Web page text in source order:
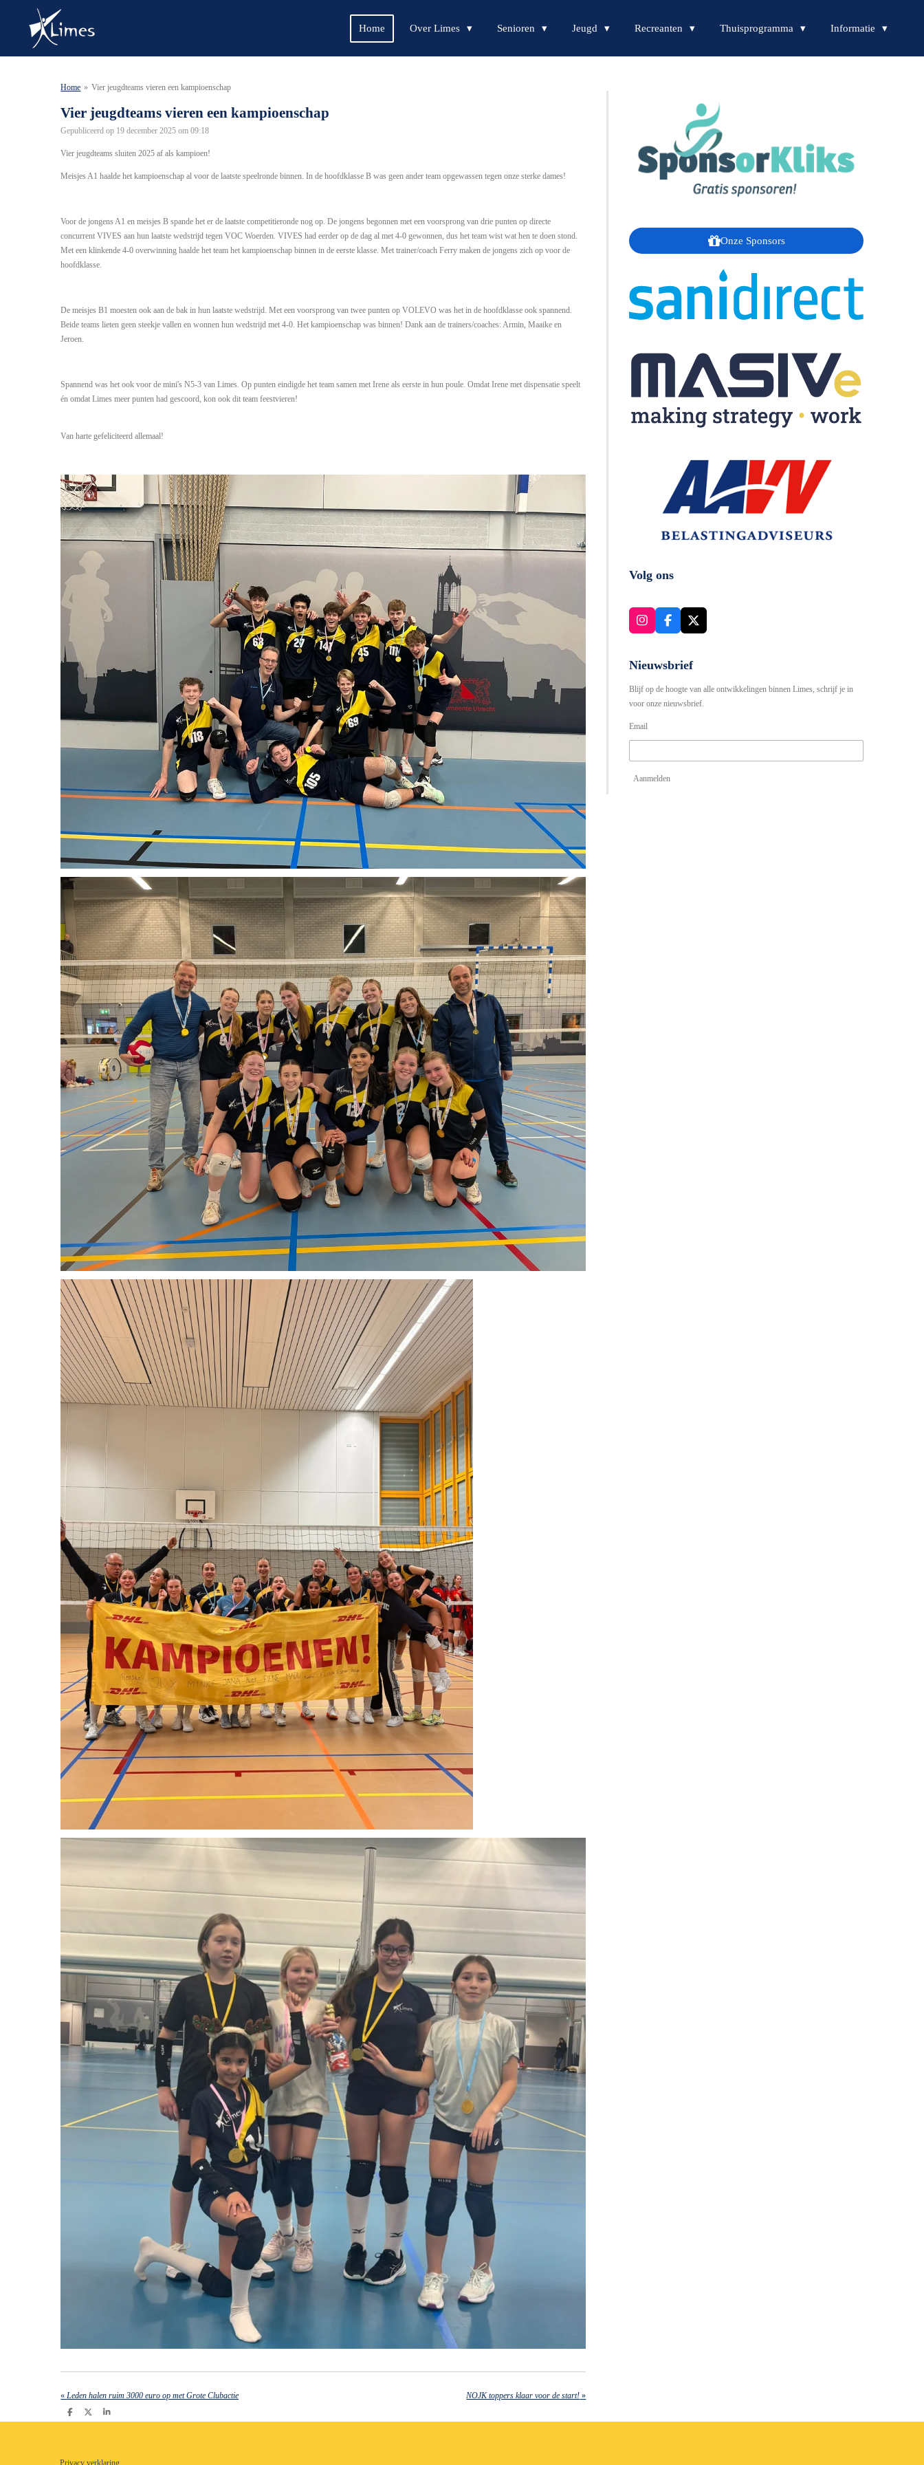
de
Home Over Limes Senioren Jeugd Recreanten Thuisprogramma Informatie
Home » Vier jeugdteams vieren een kampioenschap
Vier jeugdteams vieren een kampioenschap
Gepubliceerd op 19 december 2025 om 09:18
Vier jeugdteams sluiten 2025 af als kampioen!
Meisjes A1 haalde het kampioenschap al voor de laatste speelronde binnen. In de hoofdklasse B was geen ander team opgewassen tegen onze sterke dames!
Voor de jongens A1 en meisjes B spande het er de laatste competitieronde nog op. De jongens begonnen met een voorsprong van drie punten op directe
concurrent VIVES aan hun laatste wedstrijd tegen VOC Woerden. VIVES had eerder op de dag al met 4-0 gewonnen, dus het team wist wat hen te doen stond.
Met een klinkende 4-0 overwinning haalde het team het kampioenschap binnen in de eerste klasse. Met trainer/coach Ferry maken de jongens zich op voor de
hoofdklasse.
De meisjes B1 moesten ook aan de bak in hun laatste wedstrijd. Met een voorsprong van twee punten op VOLEVO was het in de hoofdklasse ook spannend.
Beide teams lieten geen steekje vallen en wonnen hun wedstrijd met 4-0. Het kampioenschap was binnen! Dank aan de trainers/coaches: Armin, Maaike en
Jeroen.
Spannend was het ook voor de mini's N5-3 van Limes. Op punten eindigde het team samen met Irene als eerste in hun poule. Omdat Irene met dispensatie speelt
én omdat Limes meer punten had gescoord, kon ook dit team feestvieren!
Van harte gefeliciteerd allemaal!
« Leden halen ruim 3000 euro op met Grote Clubactie NOJK toppers klaar voor de start! »
D
e
D
e
S
h
Onze Sponsors
Volg ons
I
t
g
r
m
F
e
o
o
X
Nieuwsbrief
Blijf op de hoogte van alle ontwikkelingen binnen Limes, schrijf je in
voor onze nieuwsbrief.
Email
Aanmelden
Privacy verklaring